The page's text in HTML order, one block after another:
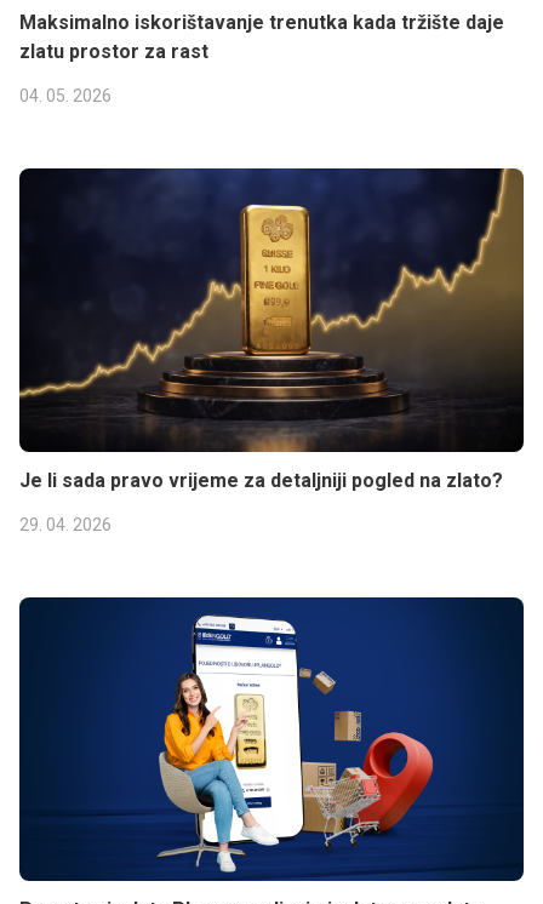
Maksimalno iskorištavanje trenutka kada tržište daje
zlatu prostor za rast
04. 05. 2026
Je li sada pravo vrijeme za detaljniji pogled na zlato?
29. 04. 2026